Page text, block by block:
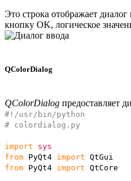
Это строка отображает
кнопку OK, логическое
QColorDialog
QColorDialog предоставляет
#!/usr/bin/python
# colordialog.py
import
sys
from PyQt4 import QtGui
from PyQt4 import QtCore